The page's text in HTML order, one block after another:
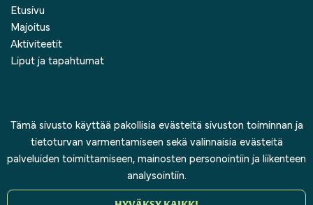
Tämä sivusto käyttää pakollisia evästeitä sivuston toiminnan ja
tietoturvan varmentamiseen sekä valinnaisia evästeitä
palveluiden toimittamiseen, mainosten personointiin ja liikenteen
analysointiin.
Etusivu
Majoitus
Aktiviteetit
Liput ja tapahtumat
Varaus- ja peruutusehdot
Maksutavat